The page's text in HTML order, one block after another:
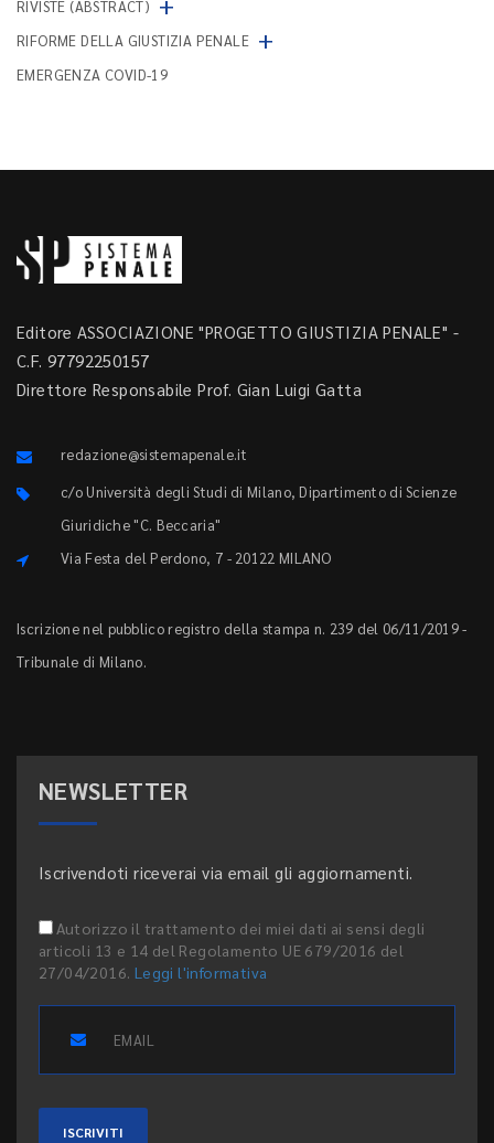
RIVISTE (ABSTRACT)
RIFORME DELLA GIUSTIZIA PENALE +
EMERGENZA COVID-19
Editore ASSOCIAZIONE "PROGETTO GIUSTIZIA PENALE" -
C.F. 97792250157
Direttore Responsabile Prof. Gian Luigi Gatta
redazione@sistemapenale.it
c/o Università degli Studi di Milano, Dipartimento di Scienze
Giuridiche "C. Beccaria"
Via Festa del Perdono, 7 - 20122 MILANO
Iscrizione nel pubblico registro della stampa n. 239 del 06/11/2019 -
Tribunale di Milano.
NEWSLETTER
Iscrivendoti riceverai via email gli aggiornamenti.
Autorizzo il trattamento dei miei dati ai sensi degli
articoli 13 e 14 del Regolamento UE 679/2016 del
27/04/2016. Leggi l'informativa
ISCRIVITI